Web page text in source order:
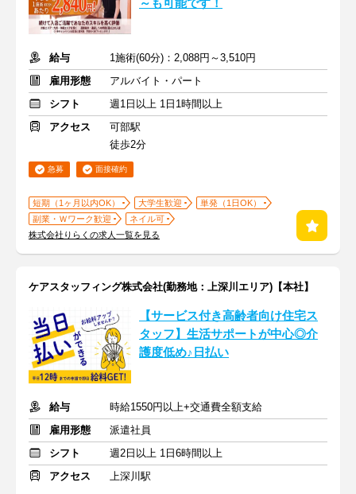
～も可能です！
給与
1施術(60分)：2,088円～3,510円
雇用形態
アルバイト・パート
シフト
週1日以上 1日1時間以上
アクセス
可部駅
徒歩2分
急募 面接確約
短期（1ヶ月以内OK） 大学生歓迎
単発（1日OK）
副業・Ｗワーク歓迎
ネイル可
株式会社りらくの求人一覧を見る
ケアスタッフィング株式会社(勤務地：上深川エリア)【本社】
【サービス付き高齢者向け住宅ス
タッフ】生活サポートが中心◎介
護度低め♪日払い
給与
時給1550円以上+交通費全額支給
雇用形態
派遣社員
シフト
週2日以上 1日6時間以上
アクセス
上深川駅